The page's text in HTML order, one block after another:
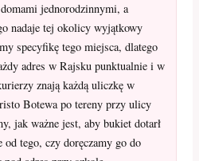
jednorodzinnymi, a
nadaje tej okolicy wyjątkowy
specyfikę tego miejsca, dlatego
adres w Rajsku punktualnie i w
znają każdą uliczkę w
Botewa po tereny przy ulicy
jak ważne jest, aby bukiet dotarł
tego, czy doręczamy go do